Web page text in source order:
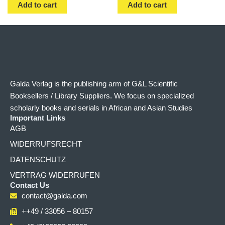
Add to cart Add to cart
Galda Verlag is the publishing arm of G&L Scientific
Booksellers / Library Suppliers. We focus on specialized
scholarly books and serials in African and Asian Studies
Important Links
AGB
WIDERRUFSRECHT
DATENSCHUTZ
VERTRAG WIDERRUFEN
Contact Us
contact@galda.com
++49 / 33056 – 80157